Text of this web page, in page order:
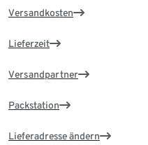
Versandkosten
Lieferzeit
Versandpartner
Packstation
Lieferadresse ändern